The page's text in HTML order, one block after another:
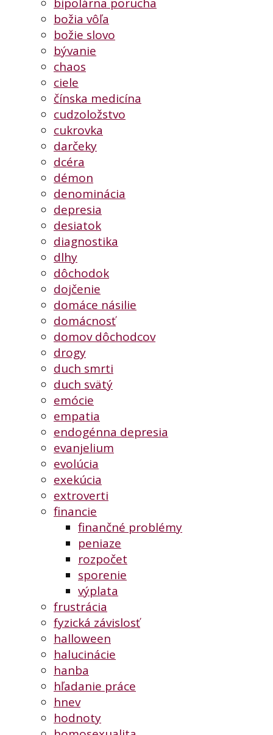
božia vôľa
božie slovo
bývanie
chaos
ciele
čínska medicína
cudzoložstvo
cukrovka
darčeky
dcéra
démon
denominácia
depresia
desiatok
diagnostika
dlhy
dôchodok
dojčenie
domáce násilie
domácnosť
domov dôchodcov
drogy
duch smrti
duch svätý
emócie
empatia
endogénna depresia
evanjelium
evolúcia
exekúcia
extroverti
financie
finančné problémy
peniaze
rozpočet
sporenie
výplata
frustrácia
fyzická závislosť
halloween
halucinácie
hanba
hľadanie práce
hnev
hodnoty